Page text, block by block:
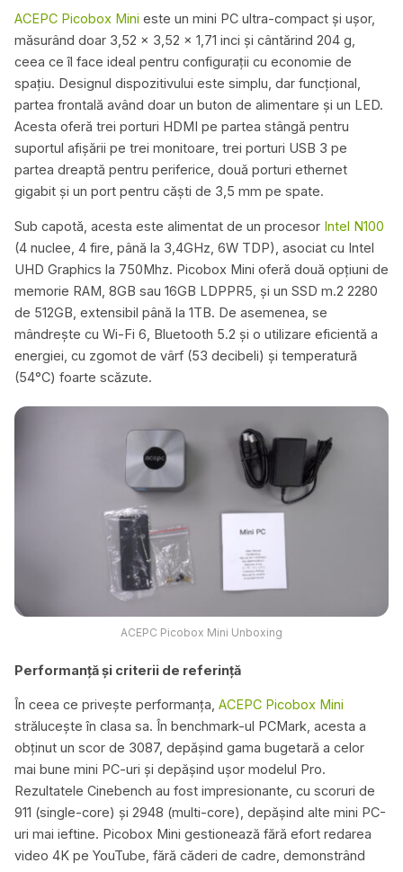
ACEPC Picobox Mini este un mini PC ultra-compact și ușor,
măsurând doar 3,52 x 3,52 x 1,71 inci și cântărind 204 g,
ceea ce îl face ideal pentru configurații cu economie de
spațiu. Designul dispozitivului este simplu, dar funcțional,
partea frontală având doar un buton de alimentare și un LED.
Acesta oferă trei porturi HDMI pe partea stângă pentru
suportul afișării pe trei monitoare, trei porturi USB 3 pe
partea dreaptă pentru periferice, două porturi ethernet
gigabit și un port pentru căști de 3,5 mm pe spate.
Sub capotă, acesta este alimentat de un procesor Intel N100
(4 nuclee, 4 fire, până la 3,4GHz, 6W TDP), asociat cu Intel
UHD Graphics la 750Mhz. Picobox Mini oferă două opțiuni de
memorie RAM, 8GB sau 16GB LDPPR5, și un SSD m.2 2280
de 512GB, extensibil până la 1TB. De asemenea, se
mândrește cu Wi-Fi 6, Bluetooth 5.2 și o utilizare eficientă a
energiei, cu zgomot de vârf (53 decibeli) și temperatură
(54°C) foarte scăzute.
ACEPC Picobox Mini Unboxing
Performanță și criterii de referință
În ceea ce privește performanța, ACEPC Picobox Mini
strălucește în clasa sa. În benchmark-ul PCMark, acesta a
obținut un scor de 3087, depășind gama bugetară a celor
mai bune mini PC-uri și depășind ușor modelul Pro.
Rezultatele Cinebench au fost impresionante, cu scoruri de
911 (single-core) și 2948 (multi-core), depășind alte mini PC-
uri mai ieftine. Picobox Mini gestionează fără efort redarea
video 4K pe YouTube, fără căderi de cadre, demonstrând